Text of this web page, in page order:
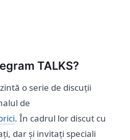
TALKS?
o serie de discuții
de
. În cadrul lor discut cu
dar și invitați speciali